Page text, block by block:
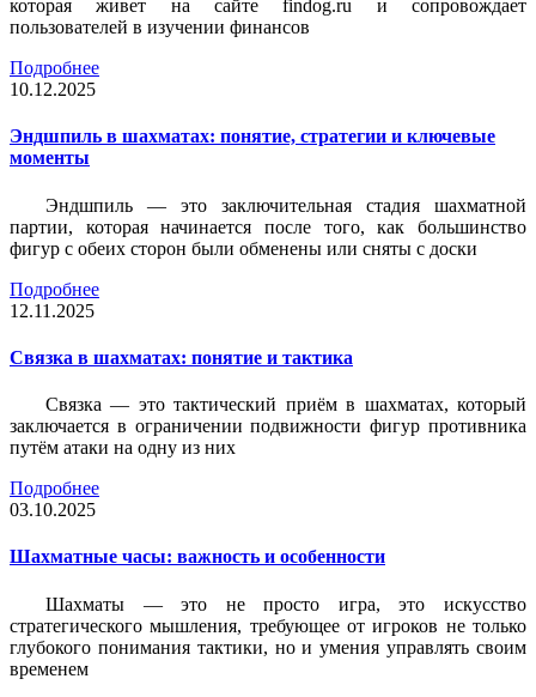
которая живет на сайте findog.ru и сопровождает
пользователей в изучении финансов
Подробнее
10.12.2025
Эндшпиль в шахматах: понятие, стратегии и ключевые
моменты
Эндшпиль — это заключительная стадия шахматной
партии, которая начинается после того, как большинство
фигур с обеих сторон были обменены или сняты с доски
Подробнее
12.11.2025
Связка в шахматах: понятие и тактика
Связка — это тактический приём в шахматах, который
заключается в ограничении подвижности фигур противника
путём атаки на одну из них
Подробнее
03.10.2025
Шахматные часы: важность и особенности
Шахматы — это не просто игра, это искусство
стратегического мышления, требующее от игроков не только
глубокого понимания тактики, но и умения управлять своим
временем